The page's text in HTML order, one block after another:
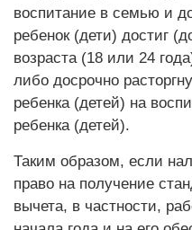
воспитание в семью и
ребенок (дети) достиг
возраста (18 или 24
либо досрочно
ребенка (детей) на
ребенка (детей).
Таким образом, если
право на получение
вычета, в частности,